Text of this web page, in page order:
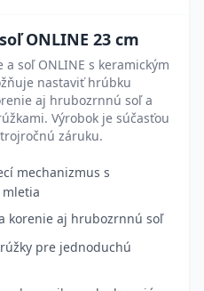
ONLINE 23 cm
soľ ONLINE s keramickým
nastaviť hrúbku
aj hrubozrnnú soľ a
Výrobok je súčasťou
záruku.
mechanizmus s
korenie aj hrubozrnnú soľ
pre jednoduchú